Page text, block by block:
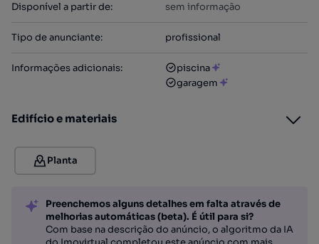
Disponível a partir de: sem informação
Tipo de anunciante: profissional
Informações adicionais:
piscina
garagem
Edifício e materiais
Planta
Preenchemos alguns detalhes em falta através de
melhorias automáticas (beta). É útil para si?
Com base na descrição do anúncio, o algoritmo da IA